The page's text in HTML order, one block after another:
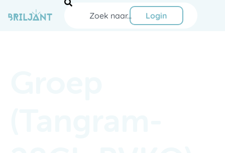
naar
Zoeken
Login